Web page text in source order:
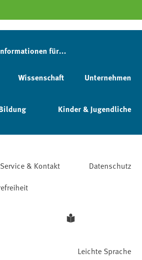
für...
Wissenschaft Unternehmen
Kinder & Jugendliche
Service & Kontakt
Datenschutz
Leichte Sprache